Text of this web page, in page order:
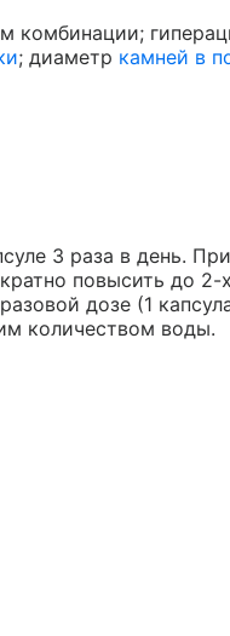
комбинации;
; диаметр камней в
3 раза в день.
повысить до 2-
дозе (1
количеством воды.